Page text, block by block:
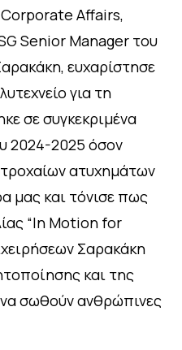
Affairs,
Senior Manager του
ευχαρίστησε
για τη
σε συγκεκριμένα
2024-2025 όσον
ατυχημάτων
μας και τόνισε πως
“In Motion for
Σαρακάκη
και της
σωθούν ανθρώπινες